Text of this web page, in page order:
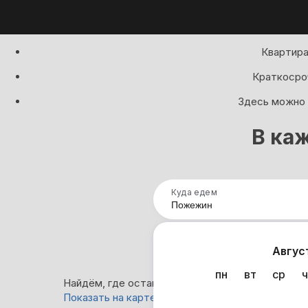
Здесь можно
В
Куда едем
пн
вт ср
Найдём, где остановиться в Пожежине: 0
Показать на карте